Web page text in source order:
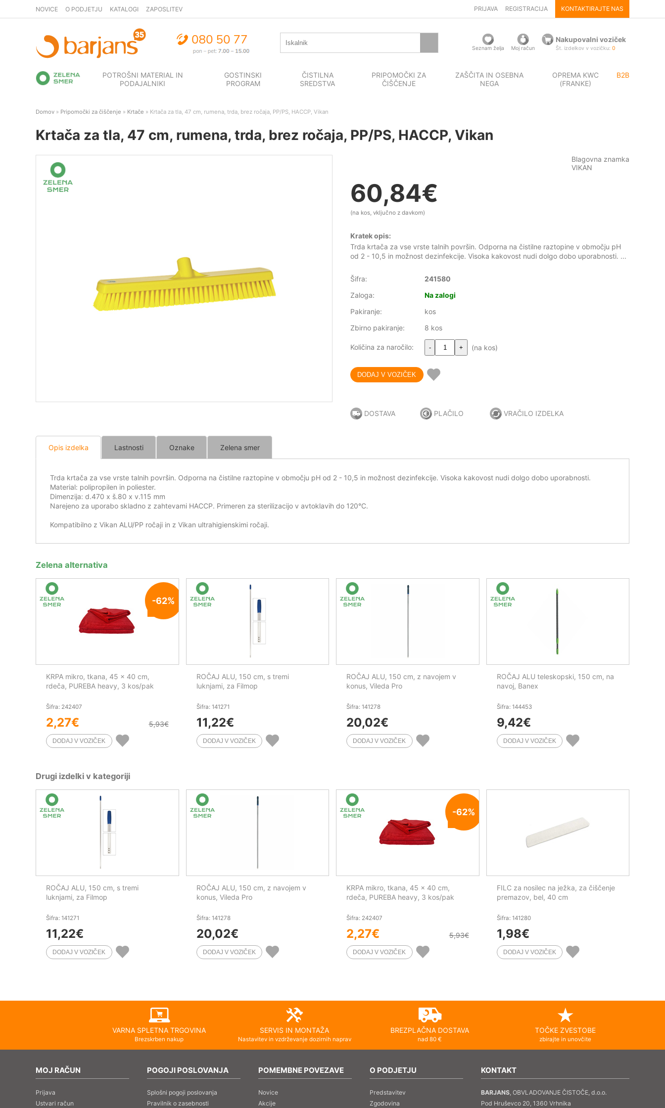
NOVICE O PODJETJU KATALOGI ZAPOSLITEV PRIJAVA REGISTRACIJA KONTAKTIRAJTE NAS
Seznam želja Moj račun
Nakupovalni voziček
Št. izdelkov v vozičku: 0
POTROŠNI MATERIAL IN
PODAJALNIKI
GOSTINSKI
PROGRAM
ČISTILNA
SREDSTVA
PRIPOMOČKI ZA
ČIŠČENJE
ZAŠČITA IN OSEBNA
NEGA
OPREMA KWC
(FRANKE)
B2B
Domov » Pripomočki za čiščenje » Krtače » Krtača za tla, 47 cm, rumena, trda, brez ročaja, PP/PS, HACCP, Vikan
Krtača za tla, 47 cm, rumena, trda, brez ročaja, PP/PS, HACCP, Vikan
Blagovna znamka
VIKAN
60,84€
(na kos, vključno z davkom)
Kratek opis:
Trda krtača za vse vrste talnih površin. Odporna na čistilne raztopine v območju pH
od 2 - 10,5 in možnost dezinfekcije. Visoka kakovost nudi dolgo dobo uporabnosti. ...
Šifra:
241580
Zaloga:
Na zalogi
Pakiranje:
kos
Zbirno pakiranje:
8 kos
Količina za naročilo: - + (na kos)
DOSTAVA PLAČILO VRAČILO IZDELKA
Opis izdelka Lastnosti Oznake Zelena smer
Trda krtača za vse vrste talnih površin. Odporna na čistilne raztopine v območju pH od 2 - 10,5 in možnost dezinfekcije. Visoka kakovost nudi dolgo dobo uporabnosti.
Material: polipropilen in poliester.
Dimenzija: d.470 x š.80 x v.115 mm
Narejeno za uporabo skladno z zahtevami HACCP. Primeren za sterilizacijo v avtoklavih do 120°C.
Kompatibilno z Vikan ALU/PP ročaji in z Vikan ultrahigienskimi ročaji.
Zelena alternativa
-62%
KRPA mikro, tkana, 45 x 40 cm,
rdeča, PUREBA heavy, 3 kos/pak
Šifra: 242407
2,27€ 5,93€
ROČAJ ALU, 150 cm, s tremi
luknjami, za Filmop
Šifra: 141271
11,22€
ROČAJ ALU, 150 cm, z navojem v
konus, Vileda Pro
Šifra: 141278
20,02€
ROČAJ ALU teleskopski, 150 cm, na
navoj, Banex
Šifra: 144453
9,42€
Drugi izdelki v kategoriji
ROČAJ ALU, 150 cm, s tremi
luknjami, za Filmop
Šifra: 141271
11,22€
ROČAJ ALU, 150 cm, z navojem v
konus, Vileda Pro
Šifra: 141278
20,02€
-62%
KRPA mikro, tkana, 45 x 40 cm,
rdeča, PUREBA heavy, 3 kos/pak
Šifra: 242407
2,27€ 5,93€
FILC za nosilec na ježka, za čiščenje
premazov, bel, 40 cm
Šifra: 141280
1,98€
VARNA SPLETNA TRGOVINA
Brezskrben nakup
SERVIS IN MONTAŽA
Nastavitev in vzdrževanje dozirnih naprav
BREZPLAČNA DOSTAVA
nad 80 €
TOČKE ZVESTOBE
zbirajte in unovčite
MOJ RAČUN
Prijava
Ustvari račun
POGOJI POSLOVANJA
Splošni pogoji poslovanja
Pravilnik o zasebnosti
POMEMBNE POVEZAVE
Novice
Akcije
O PODJETJU
Predstavitev
Zgodovina
KONTAKT
BARJANS, OBVLADOVANJE ČISTOČE, d.o.o.
Pod Hruševco 20, 1360 Vrhnika